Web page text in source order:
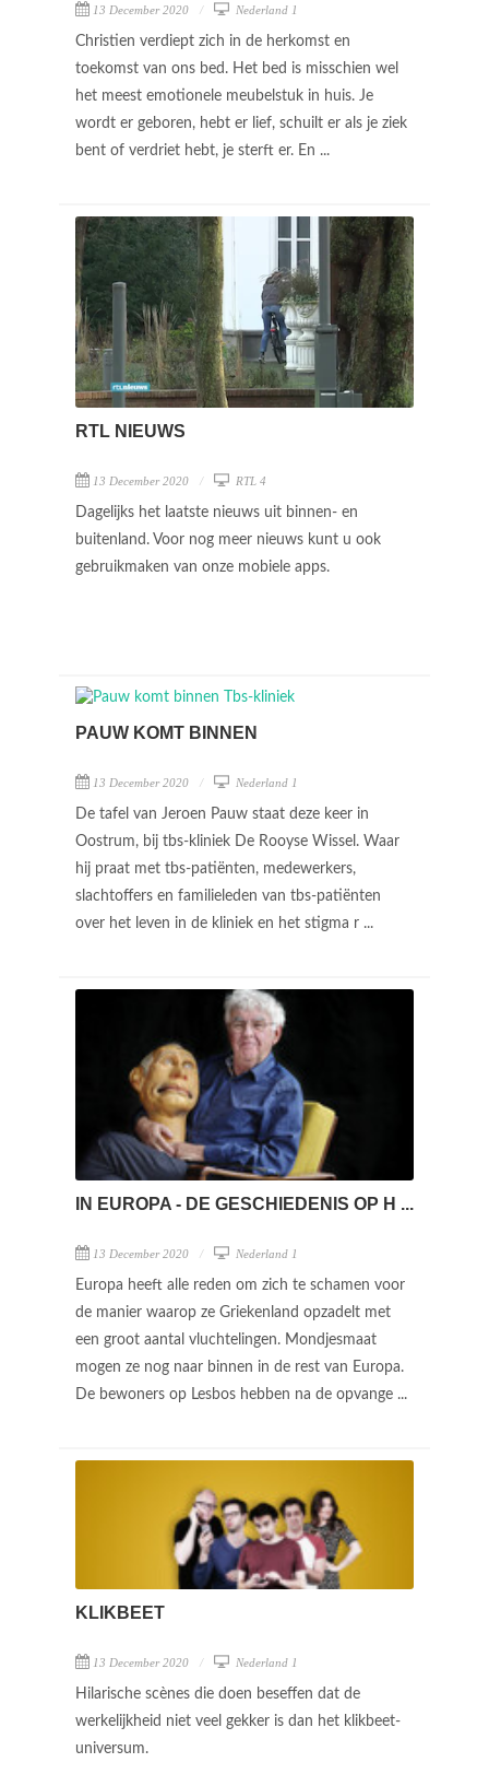
13 December 2020 Nederland 1
Christien verdiept zich in de herkomst en
toekomst van ons bed. Het bed is misschien wel
het meest emotionele meubelstuk in huis. Je
wordt er geboren, hebt er lief, schuilt er als je ziek
bent of verdriet hebt, je sterft er. En ...
RTL NIEUWS
13 December 2020 RTL 4
Dagelijks het laatste nieuws uit binnen- en
buitenland. Voor nog meer nieuws kunt u ook
gebruikmaken van onze mobiele apps.
PAUW KOMT BINNEN
13 December 2020 Nederland 1
De tafel van Jeroen Pauw staat deze keer in
Oostrum, bij tbs-kliniek De Rooyse Wissel. Waar
hij praat met tbs-patiënten, medewerkers,
slachtoffers en familieleden van tbs-patiënten
over het leven in de kliniek en het stigma r ...
IN EUROPA - DE GESCHIEDENIS OP H ...
13 December 2020 Nederland 1
Europa heeft alle reden om zich te schamen voor
de manier waarop ze Griekenland opzadelt met
een groot aantal vluchtelingen. Mondjesmaat
mogen ze nog naar binnen in de rest van Europa.
De bewoners op Lesbos hebben na de opvange ...
KLIKBEET
13 December 2020 Nederland 1
Hilarische scènes die doen beseffen dat de
werkelijkheid niet veel gekker is dan het klikbeet-
universum.